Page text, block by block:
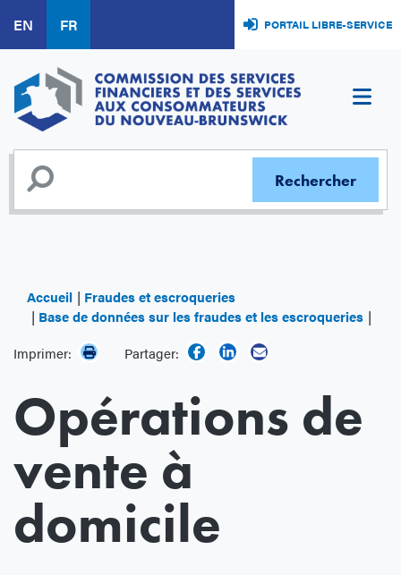
au
contenu
principal
EN FR PORTAIL LIBRE-SERVICE
Accueil
Fraudes et escroqueries
Base de données sur les fraudes et les escroqueries
Imprimer:
Partager:
Opérations de
vente à
domicile